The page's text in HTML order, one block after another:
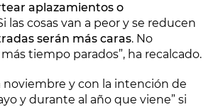
aplazamientos o
las cosas van a peor y se reducen
serán más caras. No
tiempo parados”, ha recalcado.
noviembre y con la intención de
y durante al año que viene” si